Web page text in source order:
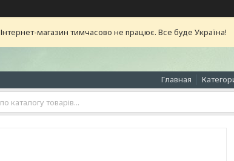
Інтернет-магазин тимчасово не працює. Все буде Україна!
Главная